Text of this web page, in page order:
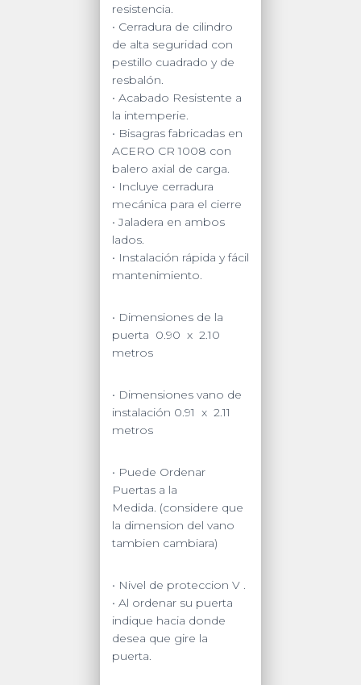
resistencia.
• Cerradura de cilindro
de alta seguridad con
pestillo cuadrado y de
resbalón.
• Acabado Resistente a
la intemperie.
• Bisagras fabricadas en
ACERO CR 1008 con
balero axial de carga.
• Incluye cerradura
mecánica para el cierre
• Jaladera en ambos
lados.
• Instalación rápida y fácil
mantenimiento.
• Dimensiones de la
puerta 0.90 x 2.10
metros
• Dimensiones vano de
instalación 0.91 x 2.11
metros
• Puede Ordenar
Puertas a la
Medida. (considere que
la dimension del vano
tambien cambiara)
• Nivel de proteccion V .
• Al ordenar su puerta
indique hacia donde
desea que gire la
puerta.